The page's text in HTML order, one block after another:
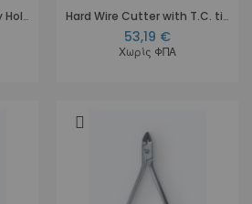
Distal End Cutter Safety Hold with T.C. tips Long Handled Hard Wire Cutter with T.C. tips
53,19 €
Χωρίς ΦΠΑ